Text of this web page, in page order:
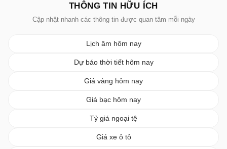
THÔNG TIN HỮU ÍCH
Cập nhật nhanh các thông tin được quan tâm mỗi ngày
Lịch âm hôm nay
Dự báo thời tiết hôm nay
Giá vàng hôm nay
Giá bạc hôm nay
Tỷ giá ngoại tệ
Giá xe ô tô